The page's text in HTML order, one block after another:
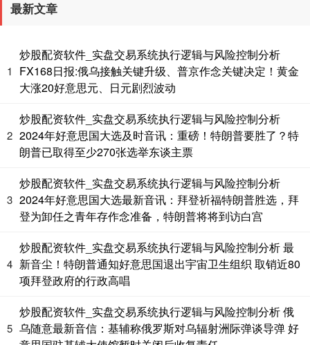
国债指数 229.59 -0.00 0.00%
期指IC0
最新文章
1
炒股配资软件_实盘交易系统执行逻辑与风险控制分析
FX168日报:俄乌接触关键升级、普京作念关键决定！黄金
大涨20好意思元、日元剧烈波动
2
炒股配资软件_实盘交易系统执行逻辑与风险控制分析
2024年好意思国大选及时音讯：重磅！特朗普要胜了？特
朗普已取得至少270张选举东谈主票
3
炒股配资软件_实盘交易系统执行逻辑与风险控制分析
2024年好意思国大选最新音讯：拜登祈福特朗普胜选，拜
登为卸任之青年存作念准备，特朗普将将到访白宫
4
炒股配资软件_实盘交易系统执行逻辑与风险控制分析 最
新音尘！特朗普通知好意思国退出宇宙卫生组织 取销近80
项拜登政府的行政高唱
5
炒股配资软件_实盘交易系统执行逻辑与风险控制分析 俄
乌随意最新音信：基辅称俄罗斯对乌辐射洲际弹谈导弹 好